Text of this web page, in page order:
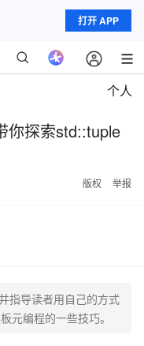
打开 APP
个人
你探索std::tuple
版权 举报
指导读者用自己的方式
元编程的一些技巧。